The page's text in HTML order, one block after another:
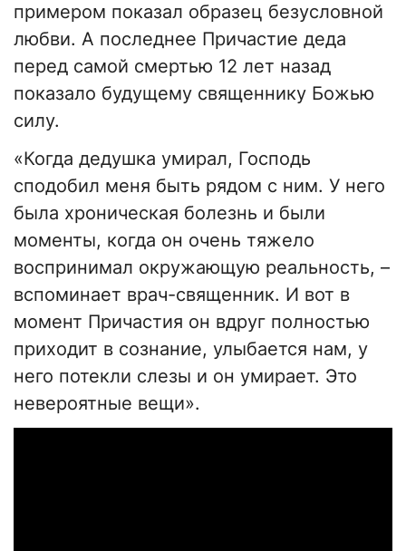
примером показал образец безусловной
любви. А последнее Причастие деда
перед самой смертью 12 лет назад
показало будущему священнику Божью
силу.
«Когда дедушка умирал, Господь
сподобил меня быть рядом с ним. У него
была хроническая болезнь и были
моменты, когда он очень тяжело
воспринимал окружающую реальность, –
вспоминает врач-священник. И вот в
момент Причастия он вдруг полностью
приходит в сознание, улыбается нам, у
него потекли слезы и он умирает. Это
невероятные вещи».